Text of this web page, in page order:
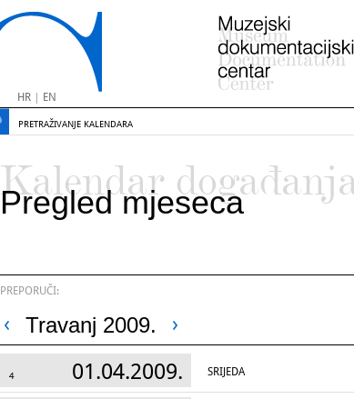
HR| EN
PRETRAŽIVANJE KALENDARA
Kalendar događanja
Pregled mjeseca
PREPORUČI:
Travanj 2009.
4 01.04.2009. SRIJEDA